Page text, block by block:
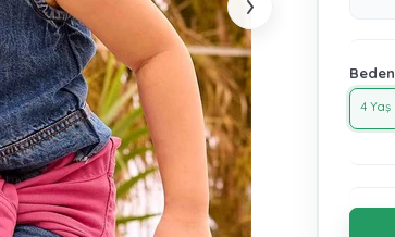
Beden
4 Yaş